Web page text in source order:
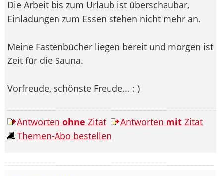
Die Arbeit bis zum Urlaub ist überschaubar,
Einladungen zum Essen stehen nicht mehr an.
Meine Fastenbücher liegen bereit und morgen ist
Zeit für die Sauna.
Vorfreude, schönste Freude... : )
Antworten ohne Zitat Antworten mit Zitat
Themen-Abo bestellen